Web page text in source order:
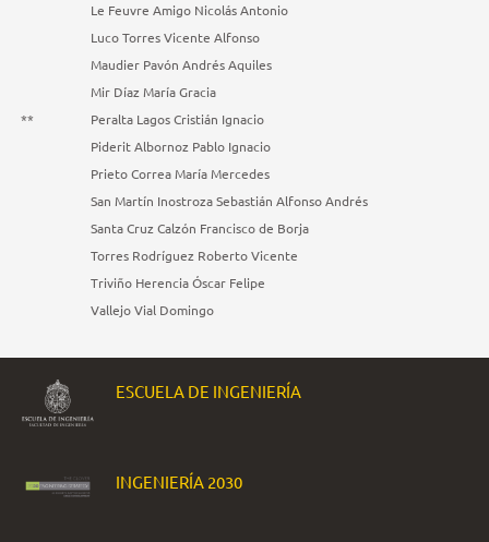
**
Le Feuvre Amigo Nicolás Antonio
Luco Torres Vicente Alfonso
Maudier Pavón Andrés Aquiles
Mir Díaz María Gracia
Peralta Lagos Cristián Ignacio
Piderit Albornoz Pablo Ignacio
Prieto Correa María Mercedes
San Martín Inostroza Sebastián Alfonso Andrés
Santa Cruz Calzón Francisco de Borja
Torres Rodríguez Roberto Vicente
Triviño Herencia Óscar Felipe
Vallejo Vial Domingo
ESCUELA DE INGENIERÍA
INGENIERÍA 2030